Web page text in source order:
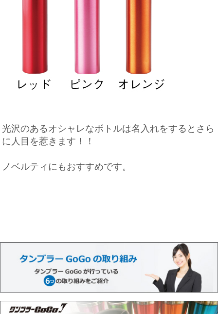
光沢のあるオシャレなボトルは名入れをするとさら
に人目を惹きます！！
ノベルティにもおすすめです。